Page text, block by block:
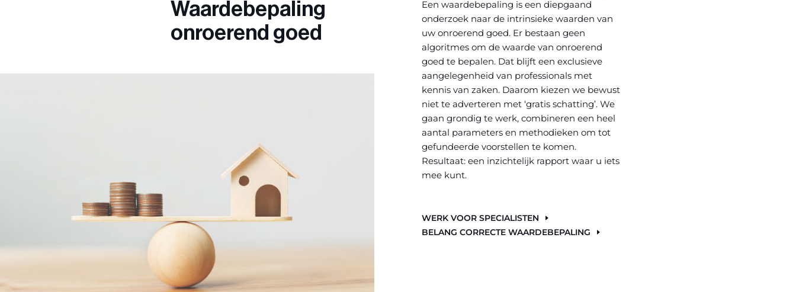
Waardebepaling
onroerend goed
Een waardebepaling is een diepgaand
onderzoek naar de intrinsieke waarden van
uw onroerend goed. Er bestaan geen
algoritmes om de waarde van onroerend
goed te bepalen. Dat blijft een exclusieve
aangelegenheid van professionals met
kennis van zaken. Daarom kiezen we bewust
niet te adverteren met ‘gratis schatting’. We
gaan grondig te werk, combineren een heel
aantal parameters en methodieken om tot
gefundeerde voorstellen te komen.
Resultaat: een inzichtelijk rapport waar u iets
mee kunt.
WERK VOOR SPECIALISTEN
BELANG CORRECTE WAARDEBEPALING